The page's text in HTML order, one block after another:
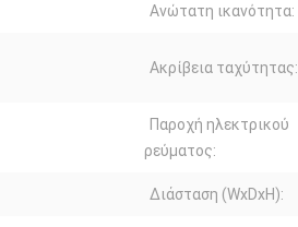
Ανώτατη ικανότητα:
Ακρίβεια ταχύτητας:
Παροχή ηλεκτρικού
ρεύματος:
Διάσταση (WxDxH):